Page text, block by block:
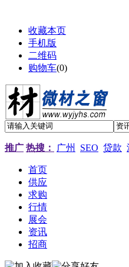
收藏本页
手机版
二维码
购物车(0)
推广 热搜： 广州 SEO 贷款
首页
供应
求购
行情
展会
资讯
招商